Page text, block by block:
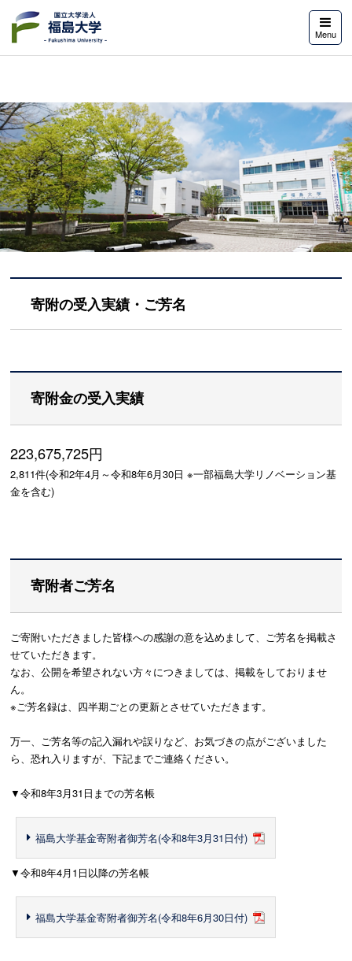
Menu
寄附の受入実績・ご芳名
寄附金の受入実績
223,675,725円
2,811件(令和2年4月～令和8年6月30日 ※一部福島大学リノベーション基
金を含む)
寄附者ご芳名
ご寄附いただきました皆様への感謝の意を込めまして、ご芳名を掲載さ
せていただきます。
なお、公開を希望されない方々につきましては、掲載をしておりませ
ん。
※ご芳名録は、四半期ごとの更新とさせていただきます。
万一、ご芳名等の記入漏れや誤りなど、お気づきの点がございました
ら、恐れ入りますが、下記までご連絡ください。
▼令和8年3月31日までの芳名帳
福島大学基金寄附者御芳名(令和8年3月31日付)
▼令和8年4月1日以降の芳名帳
福島大学基金寄附者御芳名(令和8年6月30日付)